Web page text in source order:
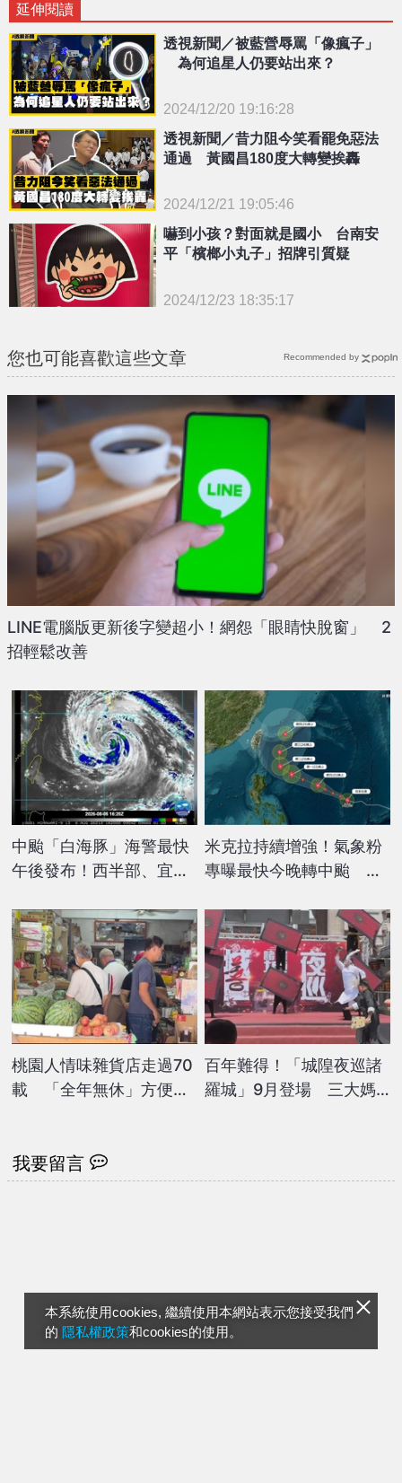
本系統使用cookies, 繼續使用本網站表示您接受我們
的 隱私權政策和cookies的使用。
延伸閱讀
{PLAYICON}
透視新聞／被藍營辱罵「像瘋子」
為何追星人仍要站出來？
2024/12/20 19:16:28
{PLAYICON}
透視新聞／昔力阻今笑看罷免惡法
通過 黃國昌180度大轉變挨轟
2024/12/21 19:05:46
嚇到小孩？對面就是國小 台南安
平「檳榔小丸子」招牌引質疑
2024/12/23 18:35:17
您也可能喜歡這些文章
LINE電腦版更新後字變超小！網怨「眼睛快脫窗」 2
招輕鬆改善
中颱「白海豚」海警最快
午後發布！西半部、宜蘭
米克拉持續增強！氣象粉
專曝最快今晚轉中颱 侵
桃園人情味雜貨店走過70
載 「全年無休」方便獨
百年難得！「城隍夜巡諸
羅城」9月登場 三大媽
Recommended by
我要留言